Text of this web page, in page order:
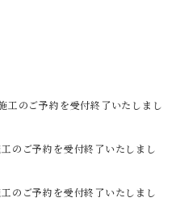
のご予約を受付終了いたしまし
のご予約を受付終了いたしまし
のご予約を受付終了いたしまし